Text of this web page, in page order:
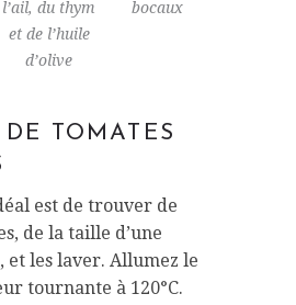
l’ail, du thym
et de l’huile
d’olive
bocaux
TOMATES
est de trouver de
de la taille d’une
et les laver. Allumez le
tournante à 120°C.